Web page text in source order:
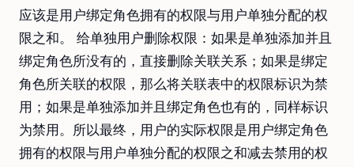
应该是用户绑定角色拥有的权限与用户单独分配的权
限之和。 给单独用户删除权限：如果是单独添加并且
绑定角色所没有的，直接删除关联关系；如果是绑定
角色所关联的权限，那么将关联表中的权限标识为禁
用；如果是单独添加并且绑定角色也有的，同样标识
为禁用。所以最终，用户的实际权限是用户绑定角色
拥有的权限与用户单独分配的权限之和减去禁用的权